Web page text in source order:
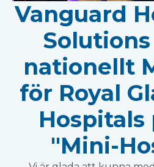
Vanguard
nationellt
för Royal
"Mini-